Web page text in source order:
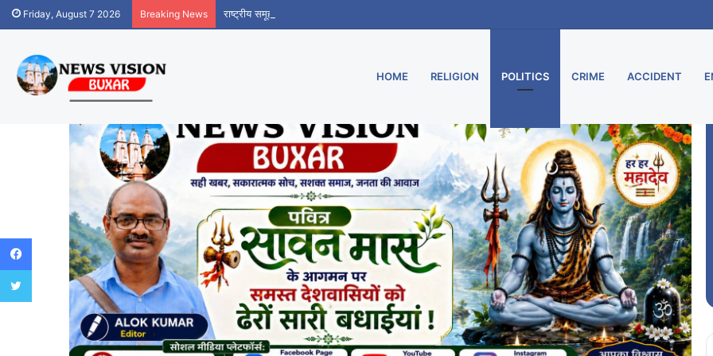
Friday, August 7 2026 Breaking News राष्ट्रीय समूहगान प्रतियोगिता की तैयारियां पूरी, 8 अगस्त को एम.वी. कॉलेज में गूंजेंगे देशभक्ति के सुर
HOME RELIGION POLITICS CRIME ACCIDENT
Facebook